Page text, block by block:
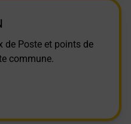
de Poste et points de
commune.